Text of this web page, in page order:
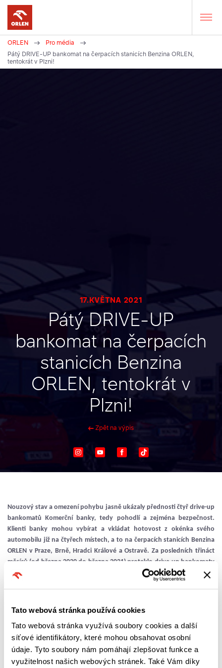
Tato webová stránka používá cookies
Tato webová stránka využívá soubory cookies a další
síťové identifikátory, které mohou obsahovat osobní
údaje. Tyto soubory nám pomáhají zlepšovat funkce a
využitelnost našich webových stránek. Také Vám díky
Zde
se
ORLEN
Pro média
Pátý DRIVE-UP bankomat na čerpacích stanicích Benzina ORLEN,
tentokrát v Plzni!
Zpět na výpis
17.KVĚTNA 2021
Pátý DRIVE-UP
bankomat na čerpacích
stanicích Benzina
ORLEN, tentokrát v
Plzni!
Instagram
YoutubeFacebookTikTok
Nouzový stav a omezení pohybu jasně ukázaly přednosti čtyř drive-up
bankomatů Komerční banky, tedy pohodlí a zejména bezpečnost.
Klienti banky mohou vybírat a vkládat hotovost z okénka svého
automobilu již na čtyřech místech, a to na čerpacích stanicích Benzina
ORLEN v Praze, Brně, Hradci Králové a Ostravě. Za posledních třináct
měsíců (od března 2020 do března 2021) proteklo drive-up bankomaty
Komerční banky na čerpacích stanicích Benzina ORLEN přes 1 miliardu
Kč! Z toho bylo bezmála 500 milionů výběrů a 517 milionů vkladů.
Jsme rádi, že můžeme našim klientům nabídnout služby pátého drive-
up bankomatu, tentokrát v Plzni. Přístroj byl zprovozněn 11. května
2021 na čerpací stanici Benzina ORLEN, Nepomucká 791/198.
„Z uvedených dat o využívání našich drive-up bankomatů vyplývá, že klienti
si tyto bankomaty opravdu oblíbili a považují jejich provoz za bezpečný